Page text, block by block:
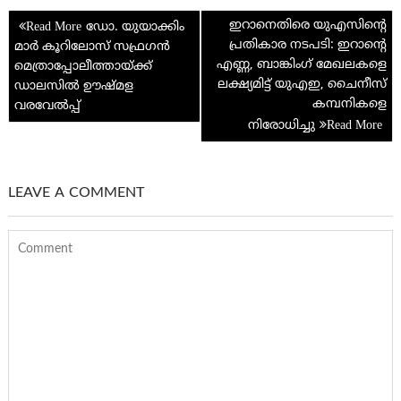
k
p
p
e
Post
navigation
ഡോ. യുയാക്കിം
മാർ കൂറിലോസ് സഫ്രഗൻ
മെത്രാപ്പോലീത്തായ്ക്ക്
ഡാലസിൽ ഊഷ്മള
വരവേൽപ്പ്
ഇറാനെതിരെ യു‌എസിന്റെ
പ്രതികാര നടപടി: ഇറാന്റെ
എണ്ണ, ബാങ്കിംഗ് മേഖലകളെ
ലക്ഷ്യമിട്ട് യുഎഇ, ചൈനീസ്
കമ്പനികളെ
നിരോധിച്ചു
LEAVE A COMMENT